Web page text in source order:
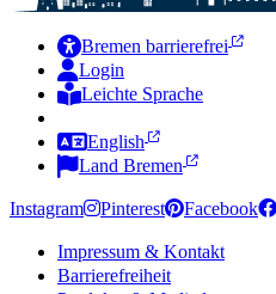
Bremen barrierefrei
Login
Leichte Sprache
English
Land Bremen
Instagram Pinterest Facebook
Impressum & Kontakt
Barrierefreiheit